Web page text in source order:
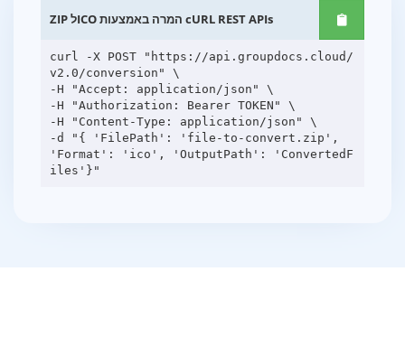
ZIP לICO המרה באמצעות cURL REST APIs
curl -X POST "https://api.groupdocs.cloud/
v2.0/conversion" \
-H "Accept: application/json" \
-H "Authorization: Bearer TOKEN" \
-H "Content-Type: application/json" \
-d "{ 'FilePath': 'file-to-convert.zip',
'Format': 'ico', 'OutputPath': 'ConvertedF